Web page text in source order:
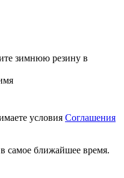
зимнюю резину в
условия Соглашения
самое ближайшее время.